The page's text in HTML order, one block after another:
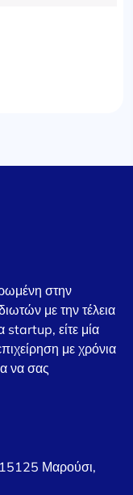
στην
με την τέλεια
startup, είτε μία
με χρόνια
να σας
Μαρούσι,